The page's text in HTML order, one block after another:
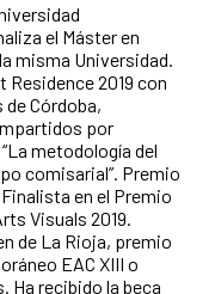
el Máster en
misma Universidad.
2019 con
Córdoba,
por
metodología del
comisarial”. Premio
en el Premio
Visuals 2019.
de La Rioja, premio
EAC XIII o
Ha recibido la beca